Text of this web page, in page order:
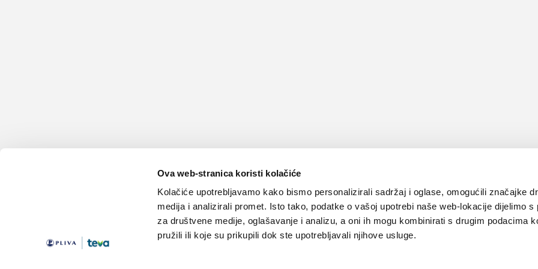
Ova web-stranica koristi kolačiće
Kolačiće upotrebljavamo kako bismo personalizirali sadržaj i oglase, omogućili značajke
medija i analizirali promet. Isto tako, podatke o vašoj upotrebi naše web-lokacije dijelimo s
za društvene medije, oglašavanje i analizu, a oni ih mogu kombinirati s drugim podacima
pružili ili koje su prikupili dok ste upotrebljavali njihove usluge.